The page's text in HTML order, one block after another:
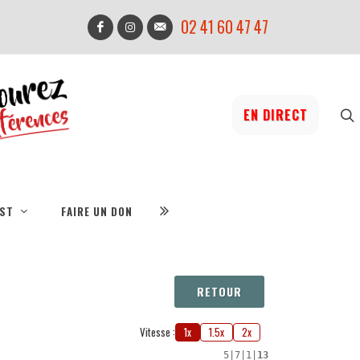
02 41 60 47 47
EN DIRECT
FAIRE UN DON
RETOUR
Vitesse : 1x 1.5x 2x
5 7 1 13